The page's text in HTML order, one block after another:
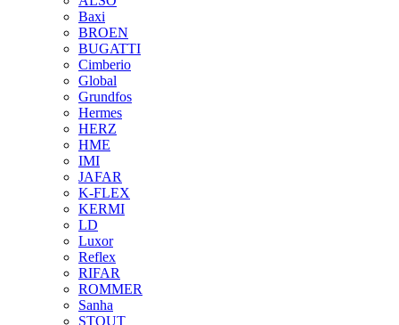
Baxi
BROEN
BUGATTI
Cimberio
Global
Grundfos
Hermes
HERZ
HME
IMI
JAFAR
K-FLEX
KERMI
LD
Luxor
Reflex
RIFAR
ROMMER
Sanha
STOUT